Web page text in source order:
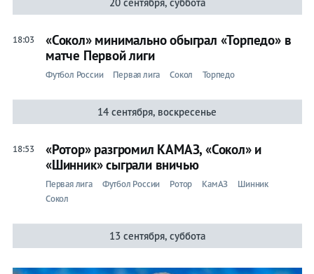
18:03
«Сокол» минимально обыграл «Торпедо» в
матче Первой лиги
Футбол России Первая лига Сокол Торпедо
14 сентября, воскресенье
18:53
«Ротор» разгромил КАМАЗ, «Сокол» и
«Шинник» сыграли вничью
Первая лига Футбол России Ротор КамАЗ
Шинник
Сокол
13 сентября, суббота